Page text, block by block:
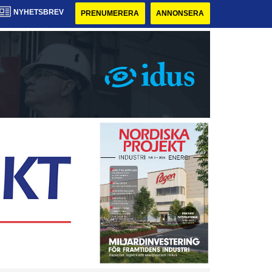
NYHETSBREV PRENUMERERA ANNONSERA